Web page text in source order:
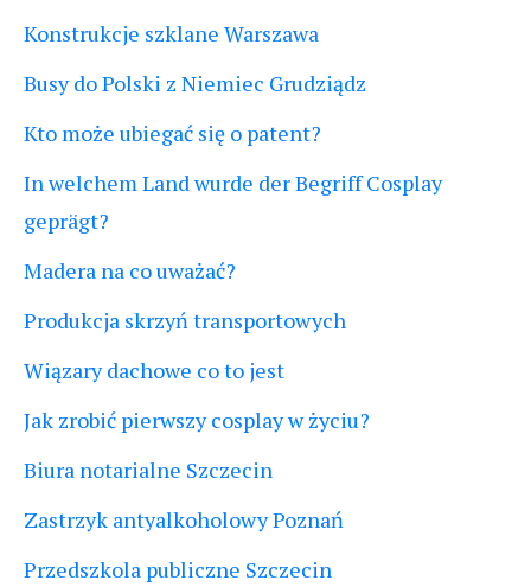
Konstrukcje szklane Warszawa
Busy do Polski z Niemiec Grudziądz
Kto może ubiegać się o patent?
In welchem Land wurde der Begriff Cosplay
geprägt?
Madera na co uważać?
Produkcja skrzyń transportowych
Wiązary dachowe co to jest
Jak zrobić pierwszy cosplay w życiu?
Biura notarialne Szczecin
Zastrzyk antyalkoholowy Poznań
Przedszkola publiczne Szczecin